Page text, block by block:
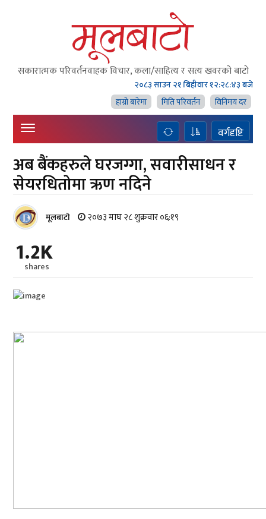
सकारात्मक परिवर्तनवाहक विचार, कला/साहित्य र सत्य खवरको बाटाे
२०८३ साउन २१ बिहीवार१२:२८:४४ बजे
हाम्राे बारेमा
मिति परिवर्तन विनिमय दर
वर्गदृष्टि
अब बैंकहरुले घरजग्गा, सवारीसाधन र
सेयरधितोमा ऋण नदिने
मूलबाटाे २०७३ माघ २८ शुक्रवार ०६:१९
1.2K
shares